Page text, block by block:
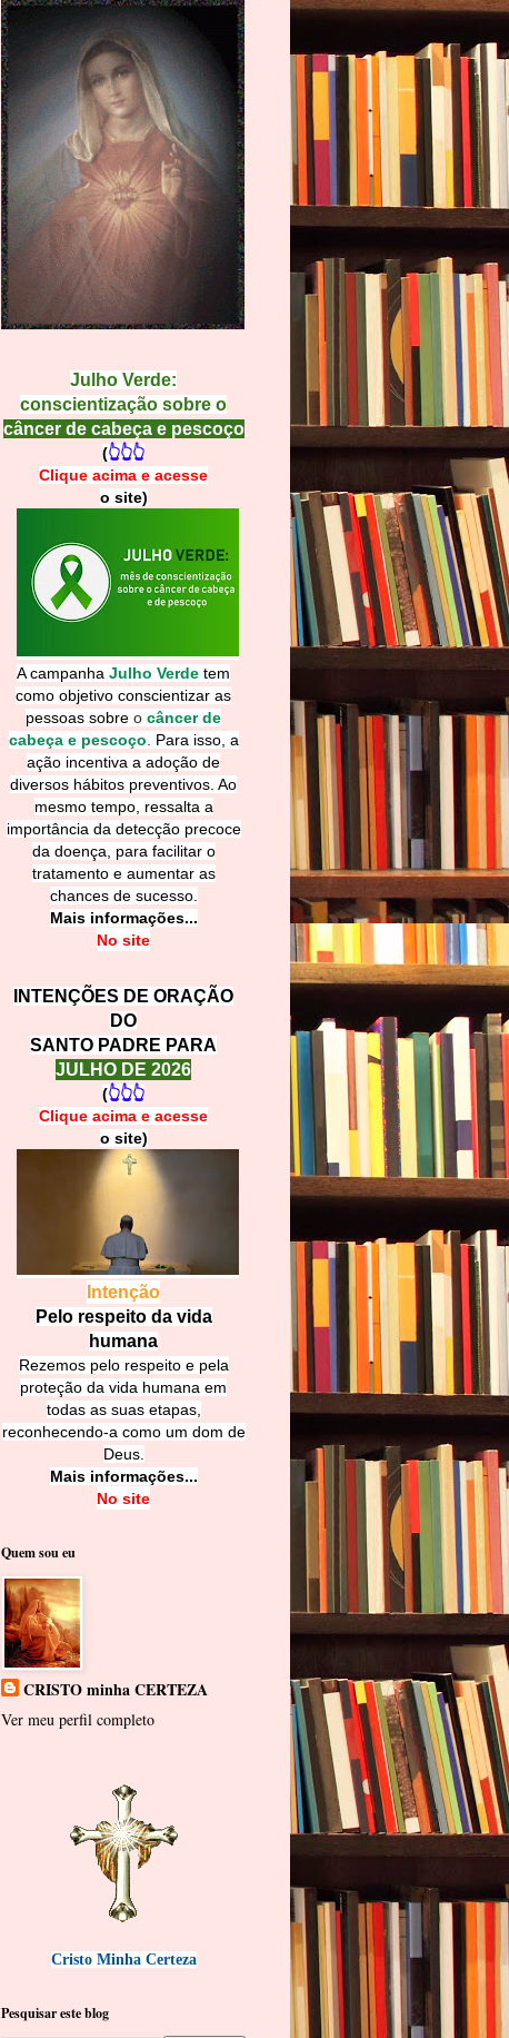
Julho Verde:
conscientização sobre o
câncer de cabeça e pescoço
(👆👆👆
Clique acima e acesse
o site)
A campanha Julho Verde tem
como objetivo conscientizar as
pessoas sobre o câncer de
cabeça e pescoço
Para isso, a
ação incentiva a adoção de
diversos hábitos preventivos. Ao
mesmo tempo, ressalta a
importância da detecção precoce
da doença, para facilitar o
tratamento e aumentar as
chances de sucesso.
Mais informações...
No site
INTENÇÕES DE ORAÇÃO
DO
SANTO PADRE PARA
JULHO DE 2026
(👆👆👆
Clique acima e acesse
o site)
Intenção
Pelo respeito da vida
humana
Rezemos pelo respeito e pela
proteção da vida humana em
todas as suas etapas,
reconhecendo-a como um dom de
Deus.
Mais informações...
No site
Quem sou eu
CRISTO minha CERTEZA
Ver meu perfil completo
Cristo Minha Certeza
Pesquisar este blog